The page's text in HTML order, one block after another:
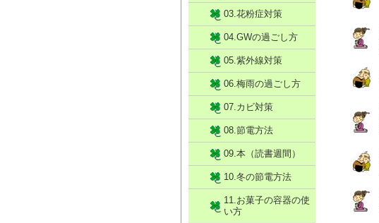
03.花粉症対策
04.GWの過ごし方
05.紫外線対策
06.梅雨の過ごし方
07.カビ対策
08.節電方法
09.本（読書週間）
10.冬の節電方法
11.お菓子の容器の使
い方